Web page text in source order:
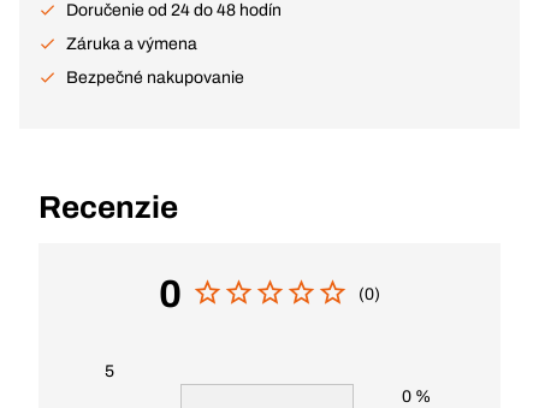
Doručenie od 24 do 48 hodín
Záruka a výmena
Bezpečné nakupovanie
Recenzie
0 (0)
5
0 %